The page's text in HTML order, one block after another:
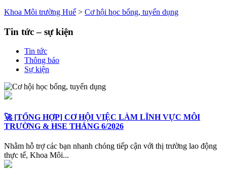
Khoa Môi trường Huế > Cơ hội học bổng, tuyển dụng
Tin tức – sự kiện
Tin tức
Thông báo
Sự kiện
🚀 [TỔNG HỢP] CƠ HỘI VIỆC LÀM LĨNH VỰC MÔI
TRƯỜNG & HSE THÁNG 6/2026
Nhằm hỗ trợ các bạn nhanh chóng tiếp cận với thị trường lao động
thực tế, Khoa Môi...